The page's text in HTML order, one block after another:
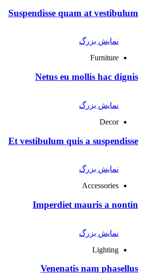
Suspendisse quam at vestibulum
نمایش بزرگ
Furniture
Netus eu mollis hac dignis
نمایش بزرگ
Decor
Et vestibulum quis a suspendisse
نمایش بزرگ
Accessories
Imperdiet mauris a nontin
نمایش بزرگ
Lighting
Venenatis nam phasellus